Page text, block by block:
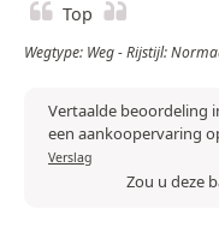
Top
Wegtype: Weg - Rijstijl:
Vertaalde beoordeling
een aankoopervaring
Verslag
Zou u deze